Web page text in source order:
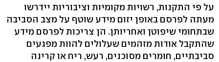
על פי התקנות, רשויות מקומיות וציבוריות יידרשו
מעתה לפרסם באופן יזום מידע שוטף על מצב הסביבה
שבתחומי שיפוטן ואחריותן. הן צריכות לפרסם מידע
שהתקבל אודות מזהמים שעלולים להוות מפגעים
סביבתיים, חומרים מסוכנים, רעש, ריח או קרינה